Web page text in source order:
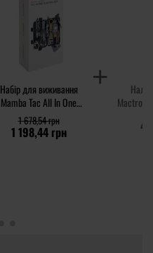
Набір для виживання
Mamba Tac All In One
Survival Box
1 198,44 грн
1 678,54 грн